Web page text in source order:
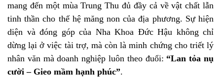
mang đến một mùa Trung Thu đủ đầy cả về vật chất lẫn
tinh thần cho thế hệ măng non của địa phương. Sự hiện
diện và đóng góp của Nha Khoa Đức Hậu không chỉ
dừng lại ở việc tài trợ, mà còn là minh chứng cho triết lý
nhân văn mà doanh nghiệp luôn theo đuổi: “Lan tỏa nụ
cười – Gieo mầm hạnh phúc”.